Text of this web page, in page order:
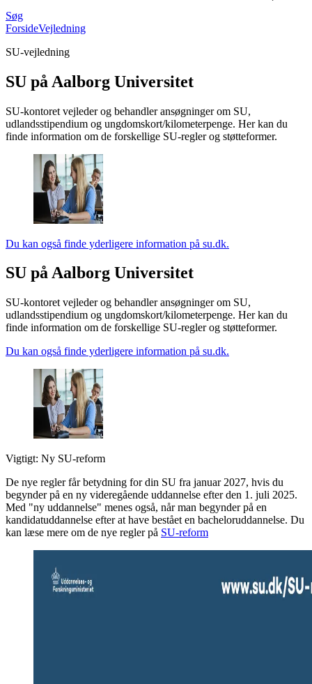
Søg
ForsideVejledning
SU-vejledning
SU på Aalborg Universitet
SU-kontoret vejleder og behandler ansøgninger om SU,
udlandsstipendium og ungdomskort/kilometerpenge. Her kan du
finde information om de forskellige SU-regler og støtteformer.
Du kan også finde yderligere information på su.dk.
SU på Aalborg Universitet
SU-kontoret vejleder og behandler ansøgninger om SU,
udlandsstipendium og ungdomskort/kilometerpenge. Her kan du
finde information om de forskellige SU-regler og støtteformer.
Du kan også finde yderligere information på su.dk.
Vigtigt: Ny SU-reform
De nye regler får betydning for din SU fra januar 2027, hvis du
begynder på en ny videregående uddannelse efter den 1. juli 2025.
Med "ny uddannelse" menes også, når man begynder på en
kandidatuddannelse efter at have bestået en bacheloruddannelse. Du
kan læse mere om de nye regler på SU-reform